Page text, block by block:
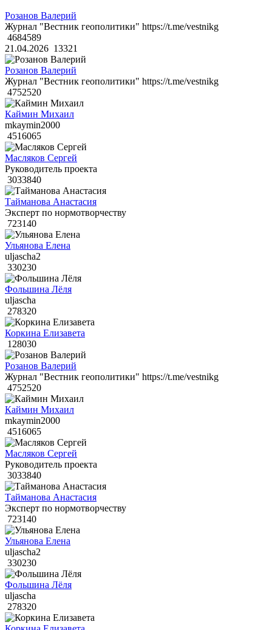
Розанов Валерий
Журнал "Вестник геополитики" https://t.me/vestnikg
4684589
21.04.2026 13321
Розанов Валерий
Журнал "Вестник геополитики" https://t.me/vestnikg
4752520
Каймин Михаил
mkaymin2000
4516065
Масляков Сергей
Руководитель проекта
3033840
Тайманова Анастасия
Эксперт по нормотворчеству
723140
Ульянова Елена
uljascha2
330230
Фольшина Лёля
uljascha
278320
Коркина Елизавета
128030
Розанов Валерий
Журнал "Вестник геополитики" https://t.me/vestnikg
4752520
Каймин Михаил
mkaymin2000
4516065
Масляков Сергей
Руководитель проекта
3033840
Тайманова Анастасия
Эксперт по нормотворчеству
723140
Ульянова Елена
uljascha2
330230
Фольшина Лёля
uljascha
278320